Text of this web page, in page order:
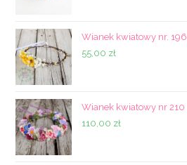
Wianek kwiatowy nr. 196
55,00 zł
Wianek kwiatowy nr 210
110,00 zł